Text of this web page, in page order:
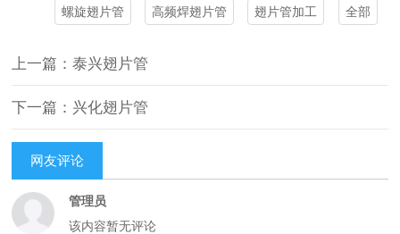
螺旋翅片管 高频焊翅片管 翅片管加工 全部
上一篇：泰兴翅片管
下一篇：兴化翅片管
网友评论
管理员
该内容暂无评论